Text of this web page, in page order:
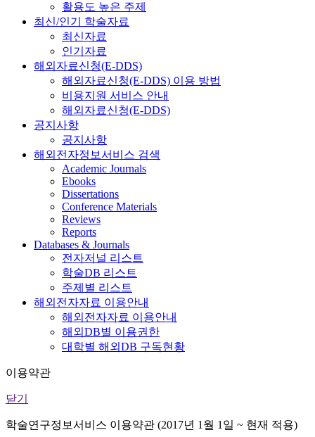
활용도 높은 주제
최신/인기 학술자료
최신자료
인기자료
해외자료신청(E-DDS)
해외자료신청(E-DDS) 이용 방법
비용지원 서비스 안내
해외자료신청(E-DDS)
공지사항
공지사항
해외전자정보서비스 검색
Academic Journals
Ebooks
Dissertations
Conference Materials
Reviews
Reports
Databases & Journals
전자저널 리스트
학술DB 리스트
주제별 리스트
해외전자자료 이용안내
해외전자자료 이용안내
해외DB별 이용권한
대학별 해외DB 구독현황
이용약관
닫기
학술연구정보서비스 이용약관 (2017년 1월 1일 ~ 현재 적용)